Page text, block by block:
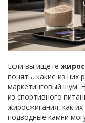
Если вы ищете
понять, какие из них
маркетинговый шум.
из спортивного
жиросжигания, как
подводные камни